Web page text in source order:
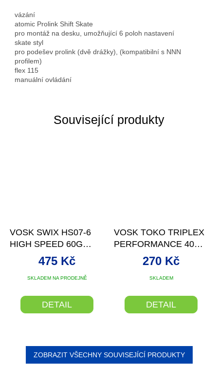
Související produkty
VOSK SWIX HS07-6
HIGH SPEED 60G
SKLADEM NA PRODEJNĚ
475 Kč
DETAIL
VOSK TOKO TRIPLEX
PERFORMANCE 40G
BLACK 0/-30°C
SKLADEM
270 Kč
DETAIL
ZOBRAZIT VŠECHNY SOUVISEJÍCÍ PRODUKTY
vázání
atomic Prolink Shift Skate
pro montáž na desku, umožňující 6 poloh nastavení
skate styl
pro podešev prolink (dvě drážky), (kompatibilní s NNN
profilem)
flex 115
manuální ovládání